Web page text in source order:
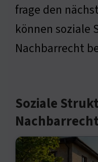
frage den
können soziale
Nachbarrecht
Soziale
Nachbarrecht